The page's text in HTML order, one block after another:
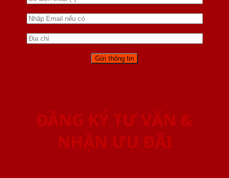
ĐĂNG KÝ TƯ VẤN &
NHẬN ƯU ĐÃI